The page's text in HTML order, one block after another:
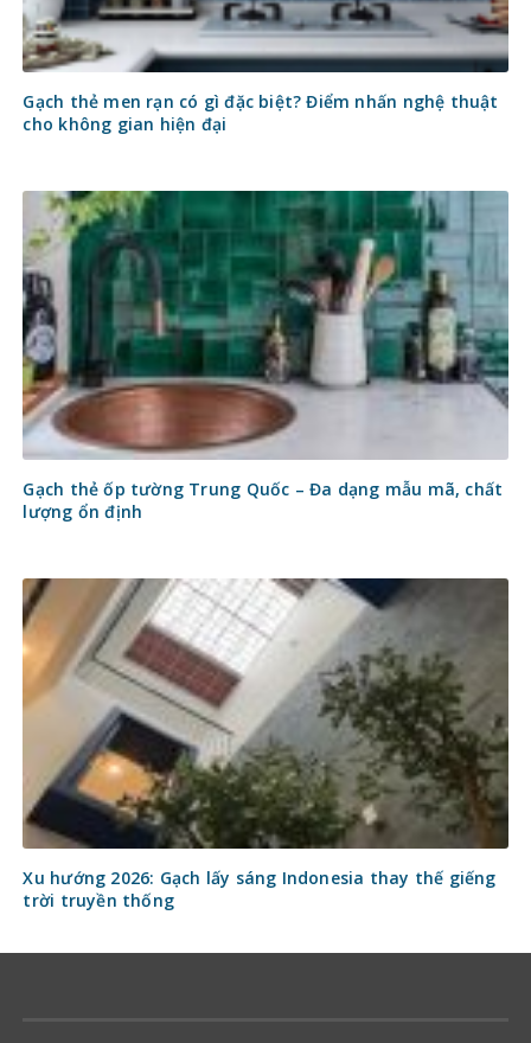
Gạch thẻ men rạn có gì đặc biệt? Điểm nhấn nghệ thuật
cho không gian hiện đại
Gạch thẻ ốp tường Trung Quốc – Đa dạng mẫu mã, chất
lượng ổn định
Xu hướng 2026: Gạch lấy sáng Indonesia thay thế giếng
trời truyền thống